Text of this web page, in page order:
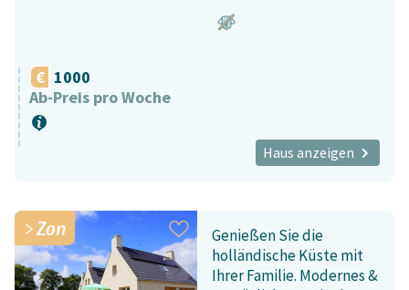
1000
Ab-Preis pro Woche
Haus anzeigen
Zon
Genießen Sie die
holländische Küste mit
Ihrer Familie. Modernes &